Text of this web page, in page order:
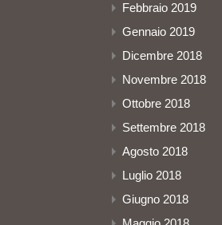
Febbraio 2019
Gennaio 2019
Dicembre 2018
Novembre 2018
Ottobre 2018
Settembre 2018
Agosto 2018
Luglio 2018
Giugno 2018